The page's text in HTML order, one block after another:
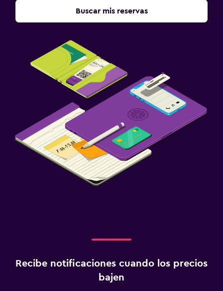
Buscar mis reservas
Recibe notificaciones cuando los precios
bajen